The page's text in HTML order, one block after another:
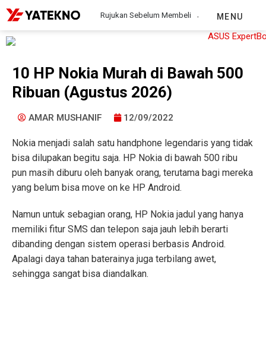
Rujukan Sebelum Membeli MENU
10 HP Nokia Murah di Bawah 500
Ribuan (Agustus 2026)
AMAR MUSHANIF 12/09/2022
Nokia menjadi salah satu handphone legendaris yang tidak
bisa dilupakan begitu saja. HP Nokia di bawah 500 ribu
pun masih diburu oleh banyak orang, terutama bagi mereka
yang belum bisa move on ke HP Android.
Namun untuk sebagian orang, HP Nokia jadul yang hanya
memiliki fitur SMS dan telepon saja jauh lebih berarti
dibanding dengan sistem operasi berbasis Android.
Apalagi daya tahan baterainya juga terbilang awet,
sehingga sangat bisa diandalkan.